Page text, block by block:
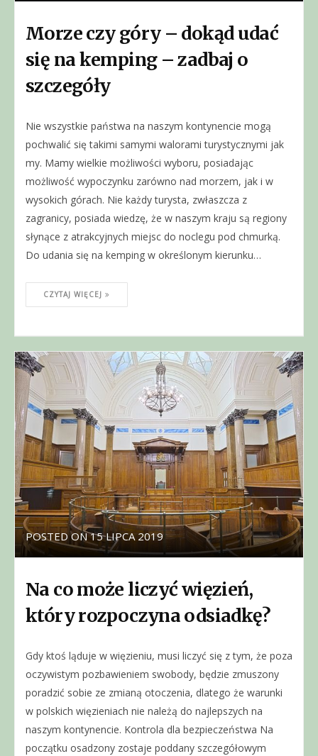
Morze czy góry – dokąd udać
się na kemping – zadbaj o
szczegóły
Nie wszystkie państwa na naszym kontynencie mogą
pochwalić się takimi samymi walorami turystycznymi jak
my. Mamy wielkie możliwości wyboru, posiadając
możliwość wypoczynku zarówno nad morzem, jak i w
wysokich górach. Nie każdy turysta, zwłaszcza z
zagranicy, posiada wiedzę, że w naszym kraju są regiony
słynące z atrakcyjnych miejsc do noclegu pod chmurką.
Do udania się na kemping w określonym kierunku…
CZYTAJ WIĘCEJ
POSTED ON15 LIPCA 2019
Na co może liczyć więzień,
który rozpoczyna odsiadkę?
Gdy ktoś ląduje w więzieniu, musi liczyć się z tym, że poza
oczywistym pozbawieniem swobody, będzie zmuszony
poradzić sobie ze zmianą otoczenia, dlatego że warunki
w polskich więzieniach nie należą do najlepszych na
naszym kontynencie. Kontrola dla bezpieczeństwa Na
początku osadzony zostaje poddany szczegółowym